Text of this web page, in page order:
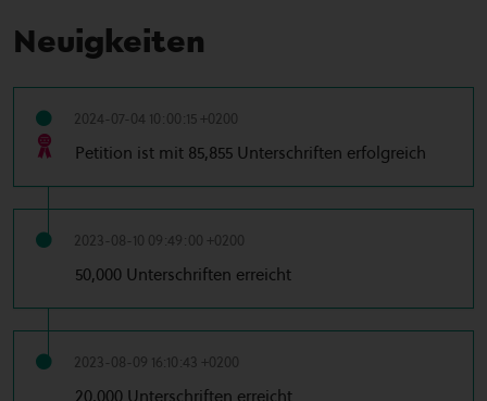
Neuigkeiten
2024-07-04 10:00:15 +0200
Petition ist mit 85,855 Unterschriften erfolgreich
2023-08-10 09:49:00 +0200
50,000 Unterschriften erreicht
2023-08-09 16:10:43 +0200
20,000 Unterschriften erreicht